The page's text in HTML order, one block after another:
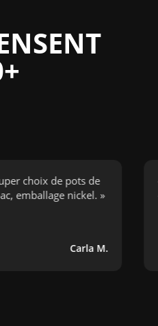
de pots de
nickel. »
Carla M.